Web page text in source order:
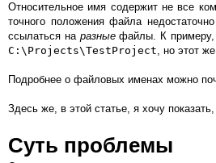
Относительное имя содержит не все
точного положения файла
ссылаться на разныефайлы. К примеру,
C:\Projects\TestProject, но этот
Подробнее о файловых именах можно
Здесь же, в этой статье, я хочу показать,
Суть проблемы